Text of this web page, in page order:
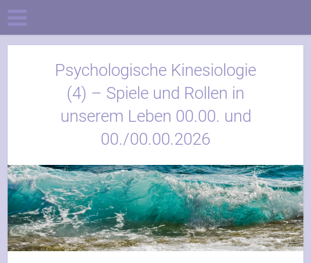
Psychologische Kinesiologie
(4) – Spiele und Rollen in
unserem Leben 00.00. und
00./00.00.2026